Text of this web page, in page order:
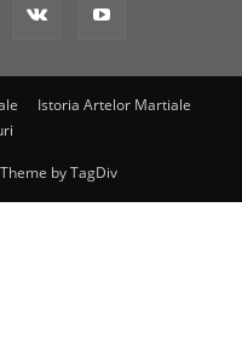
Istoria Artelor Martiale
by TagDiv